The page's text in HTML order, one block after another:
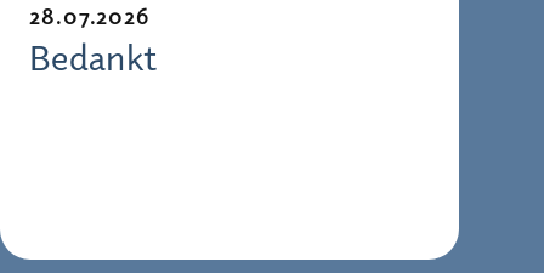
28.07.2026
Bedankt